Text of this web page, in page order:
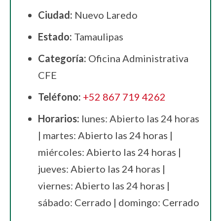
Ciudad: Nuevo Laredo
Estado: Tamaulipas
Categoría: Oficina Administrativa
CFE
Teléfono: +52 867 719 4262
Horarios: lunes: Abierto las 24 horas
| martes: Abierto las 24 horas |
miércoles: Abierto las 24 horas |
jueves: Abierto las 24 horas |
viernes: Abierto las 24 horas |
sábado: Cerrado | domingo: Cerrado